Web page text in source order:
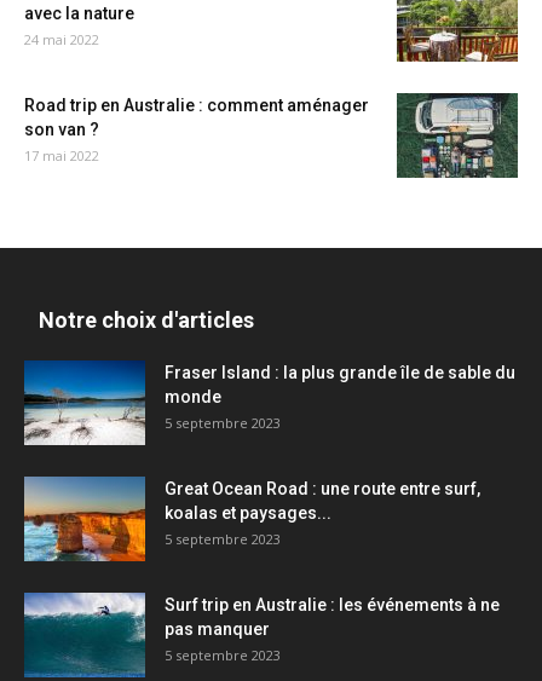
avec la nature
24 mai 2022
Road trip en Australie : comment aménager
son van ?
17 mai 2022
Notre choix d'articles
Fraser Island : la plus grande île de sable du
monde
5 septembre 2023
Great Ocean Road : une route entre surf,
koalas et paysages...
5 septembre 2023
Surf trip en Australie : les événements à ne
pas manquer
5 septembre 2023